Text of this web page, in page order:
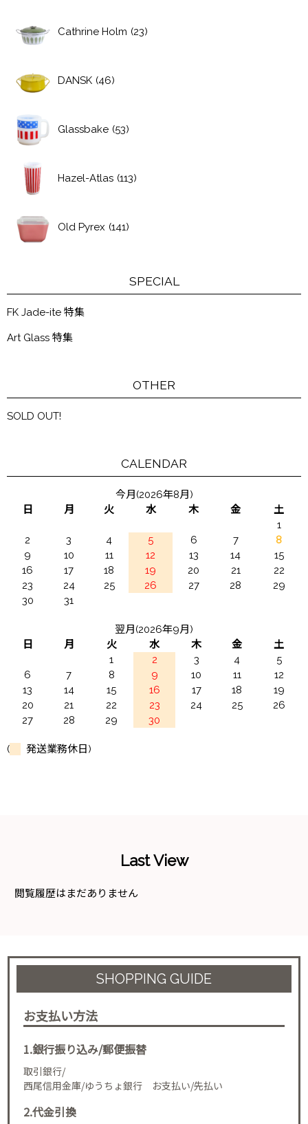
Cathrine Holm (23)
DANSK (46)
Glassbake (53)
Hazel-Atlas (113)
Old Pyrex (141)
SPECIAL
FK Jade-ite 特集
Art Glass 特集
OTHER
SOLD OUT!
CALENDAR
今月(2026年8月)
日
月 火 水 木 金
土
1
2
3 4 5 6 7
8
9
10 11 12 13 14
15
16
17 18 19 20 21
22
23
24 25 26 27 28
29
30
31
翌月(2026年9月)
日
月 火 水 木 金
土
1
2 3 4
5
6
7 8 9 10 11
12
13
14 15 16 17 18
19
20
21 22 23 24 25
26
27
28 29 30
( 発送業務休日)
Last View
閲覧履歴はまだありません
SHOPPING GUIDE
お支払い方法
1.銀行振り込み/郵便振替
取引銀行/
西尾信用金庫/ゆうちょ銀行 お支払い/先払い
2.代金引換